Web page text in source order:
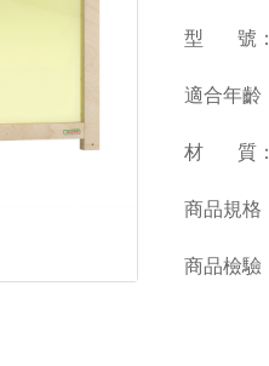
型 號：
適合年齡
材 質：
商品規格
商品檢驗